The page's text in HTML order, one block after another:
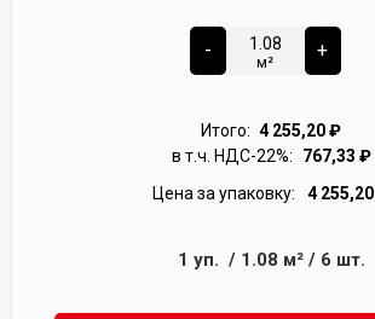
-
м²
+
Итого: 4 255,20₽
в т.ч. НДС-22%:
767,33 ₽
Цена за упаковку:
4 255,20
1 уп. / 1.08 м²/ 6 шт.